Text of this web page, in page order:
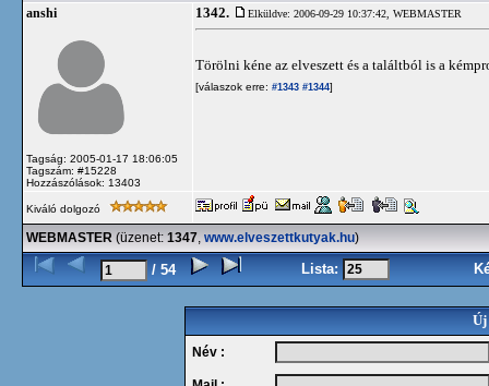
anshi
Tagság: 2005-01-17 18:06:05
Tagszám: #15228
Hozzászólások: 13403
1342. Elküldve: 2006-09-29 10:37:42, WEBMASTER
Törölni kéne az elveszett és a találtból is a
[válaszok erre: #1343 #1344]
Kiváló dolgozó
WEBMASTER (üzenet: 1347, www.elveszettkutyak.hu)
/ 54 Lista:
Új
Név :